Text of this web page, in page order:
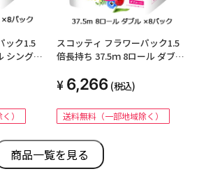
ック1.5
シングル
）
スコッティ フラワーパック1.5
倍長持ち 37.5ｍ 8ロール ダブル
00644
6,266 (税込)
送料無料（一部地域除く）
商品一覧を見る